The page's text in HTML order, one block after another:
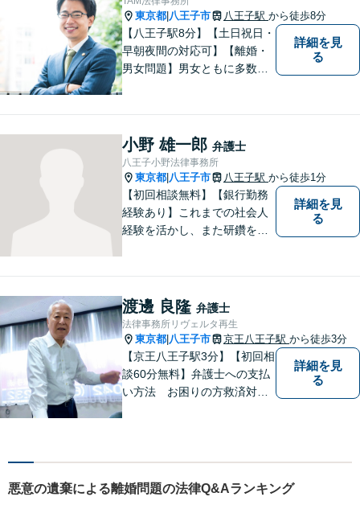
お伝え下さい。
東京都 八王子市 八王子駅 から徒歩8分
【八王子駅8分】【土日祝日・
早朝夜間の対応可】【離婚・
男女問題】男女ともに多数実
い。
詳細を見
る
小野 雄一郎 弁護士
八王子小野法律事務所
東京都 八王子市 八王子駅 から徒歩1分
【初回相談無料】【銀行勤務
経験あり】これまでの社会人
経験を活かし、また研鑽を怠
軽にご相談ください。
詳細を見
る
渡邊 良隆 弁護士
法律事務所リヴェルタ再生
東京都 八王子市 京王八王子駅 から徒歩3分
【京王八王子駅3分】【初回相
談60分無料】弁護士への支払
い方法 お困りの方救済対応
護士の裁量により費用の分割
が可能です。法律事務所リベ
ルタ再生はこれに該当いたし
詳細を見
る
悪意の遺棄による離婚問題の法律Q&Aランキング